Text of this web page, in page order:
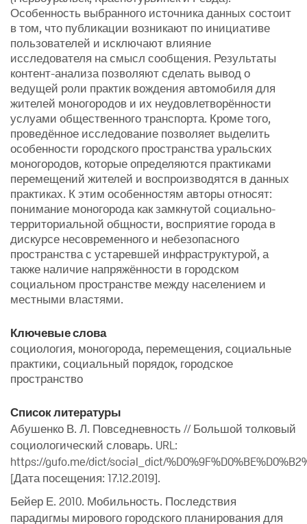
Особенность выбранного источника данных состоит
в том, что публикации возникают по инициативе
пользователей и исключают влияние
исследователя на смысл сообщения. Результаты
контент-анализа позволяют сделать вывод о
ведущей роли практик вождения автомобиля для
жителей моногородов и их неудовлетворённости
услуами общественного транспорта. Кроме того,
проведённое исследование позволяет выделить
особенности городского пространства уральских
моногородов, которые определяются практиками
перемещений жителей и воспроизводятся в данных
практиках. К этим особенностям авторы относят:
понимание моногорода как замкнутой социально-
территориальной общности, восприятие города в
дискурсе несовременного и небезопасного
пространства с устаревшей инфраструктурой, а
также наличие напряжённости в городском
социальном пространстве между населением и
местными властями.
Ключевые слова
социология, моногорода, перемещения, социальные
практики, социальный порядок, городское
пространство
Список литературы
Абушенко В. Л. Повседневность // Большой толковый
социологический словарь. URL:
https://gufo.me/dict/social_dict/
[Дата посещения: 17.12.2019].
Бейер Е. 2010. Мобильность. Последствия
парадигмы мирового городского планирования для